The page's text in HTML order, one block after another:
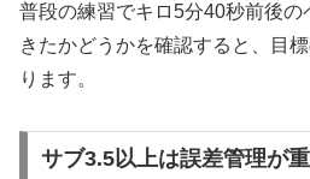
普段の練習でキロ5分40秒前後の
きたかどうかを確認すると、目
ります。
サブ3.5以上は誤差管理が